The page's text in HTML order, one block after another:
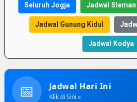
Seluruh Jogja Jadwal Sleman
Jadwal Gunung Kidul
Jadwal Kodya
📅 Jadwal Hari Ini
Klik di Sini »